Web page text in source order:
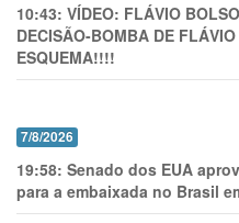
10:43: VÍDEO: FLÁVIO
DECISÃO-BOMBA DE
ESQUEMA!!!!
7/8/2026
19:58: Senado dos EUA
para a embaixada no Brasil